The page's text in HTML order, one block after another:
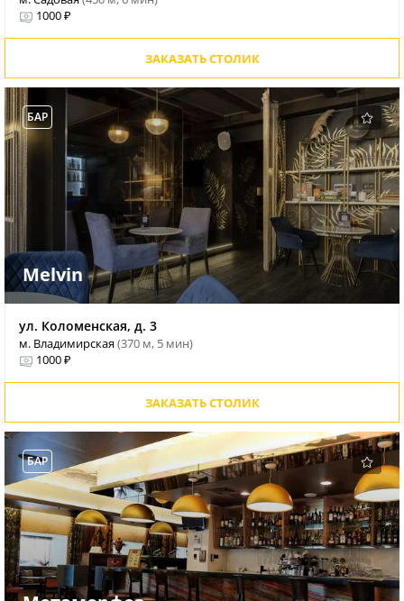
1000 ₽
ЗАКАЗАТЬ СТОЛИК
БАР
Melvin
ул. Коломенская, д. 3
м. Владимирская(370 м, 5 мин)
1000 ₽
ЗАКАЗАТЬ СТОЛИК
БАР